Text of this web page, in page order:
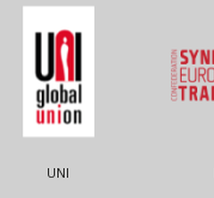
UNI